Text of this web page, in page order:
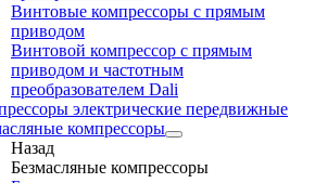
Винтовые компрессоры с прямым
приводом
Винтовой компрессор с прямым
приводом и частотным
преобразователем Dali
электрические передвижные
компрессоры
Назад
Безмасляные компрессоры